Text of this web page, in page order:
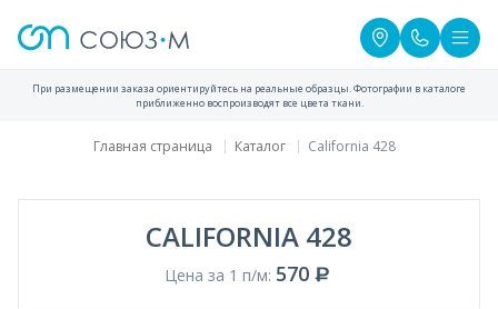
При размещении заказа ориентируйтесь на реальные образцы. Фотографии в каталоге
приближенно воспроизводят все цвета ткани.
Главная страница Каталог California 428
CALIFORNIA 428
Цена за 1 п/м: 570